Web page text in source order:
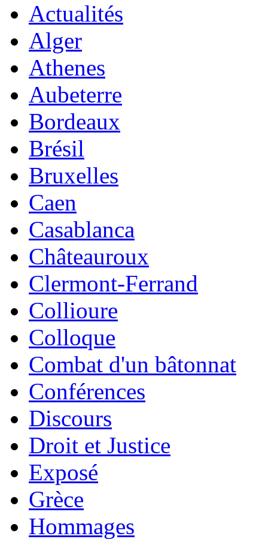
Actualités
Alger
Athenes
Aubeterre
Bordeaux
Brésil
Bruxelles
Caen
Casablanca
Châteauroux
Clermont-Ferrand
Collioure
Colloque
Combat d'un bâtonnat
Conférences
Discours
Droit et Justice
Exposé
Grèce
Hommages